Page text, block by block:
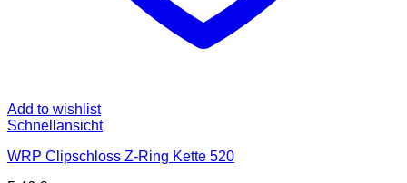
Add to wishlist
Schnellansicht
WRP Clipschloss Z-Ring Kette 520